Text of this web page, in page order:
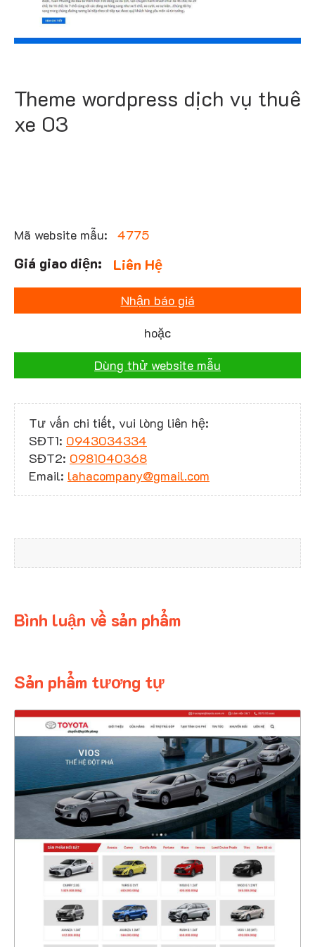
Theme wordpress dịch vụ thuê
xe 03
Mã website mẫu: 4775
Liên Hệ
Nhận báo giá
hoặc
Dùng thử website mẫu
Tư vấn chi tiết, vui lòng liên hệ:
SĐT1: 0943034334
SĐT2: 0981040368
Email: lahacompany@gmail.com
Bình luận về sản phẩm
Sản phẩm tương tự
47141
CHI TIẾT